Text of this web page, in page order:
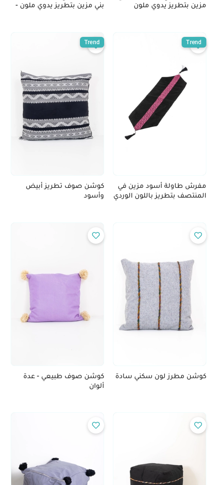
مزين بتطريز يدوي ملون
بني مزين بتطريز يدوي ملون -
مفرش طاولة أسود مزين في
المنتصف بتطريز باللون الوردي
Trend
كوشن صوف تطريز أبيض
وأسود
Trend
كوشن مطرز لون سكني سادة
كوشن صوف طبيعي - عدة
ألوان